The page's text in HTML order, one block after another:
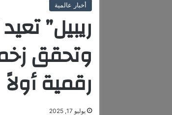
أخبار عالمية
ريبيل”
وتحقق
رقمية أولاً
يوليو 17, 2025